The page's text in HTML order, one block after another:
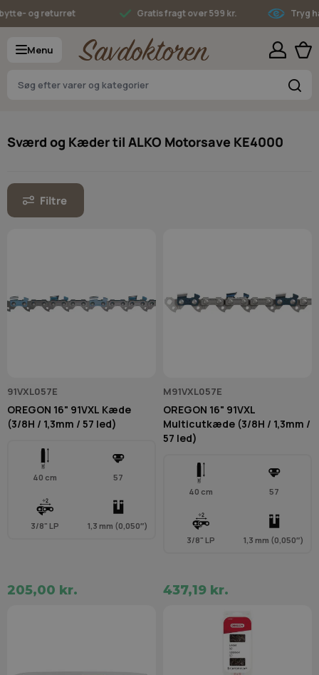
Skip to Content
og returret Gratis fragt over 599 kr. Tryg
Menu
Sværd og Kæder til ALKO Motorsave KE4000
Filtre
91VXL057E
OREGON 16" 91VXL Kæde
(3/8H / 1,3mm / 57 led)
40 cm 57
3/8" LP 1,3 mm (0,050″)
205,00 kr.
M91VXL057E
OREGON 16" 91VXL
Multicutkæde (3/8H / 1,3mm /
57 led)
40 cm 57
3/8" LP 1,3 mm (0,050″)
437,19 kr.